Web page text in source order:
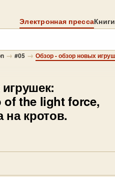
Электронная прессаКниги
→ #05 →
of the light force,
на кротов.